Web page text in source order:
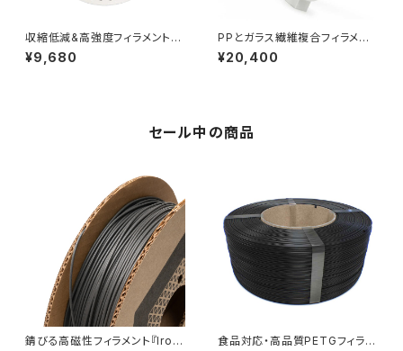
収縮低減&高強度フィラメント
『グラスウール配合PP（PPG
W）』
¥9,680
PPとガラス繊維複合フィラメン
ト『PPGF』
¥20,400
セール中の商品
錆びる高磁性フィラメント『Iron
食品対応・高品質PETGフィラメ